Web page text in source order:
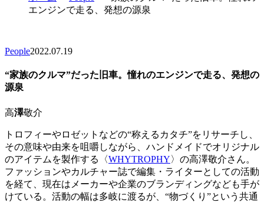
エンジンで走る、発想の源泉
People2022.07.19
“家族のクルマ”だった旧車。憧れのエンジンで走る、発想の
源泉
高澤敬介
トロフィーやロゼットなどの“称えるカタチ”をリサーチし、
その意味や由来を咀嚼しながら、ハンドメイドでオリジナル
のアイテムを製作する〈WHYTROPHY〉の高澤敬介さん。
ファッションやカルチャー誌で編集・ライターとしての活動
を経て、現在はメーカーや企業のブランディングなども手が
けている。活動の幅は多岐に渡るが、“物づくり”という共通